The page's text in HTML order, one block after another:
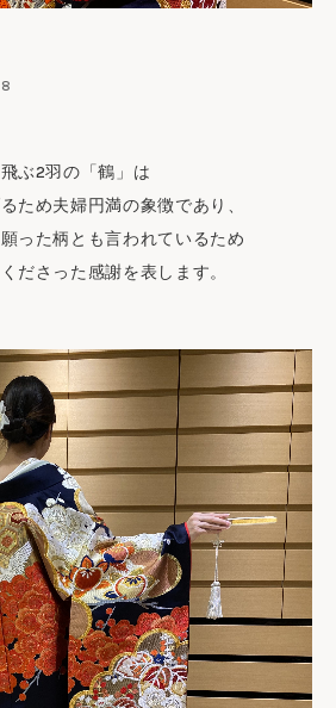
ぶ2羽の「鶴」は
ため夫婦円満の象徴であり、
った柄とも言われているため
ださった感謝を表します。